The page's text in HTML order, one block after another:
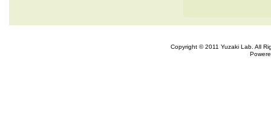
Copyright © 2011 Yuzaki Lab. All